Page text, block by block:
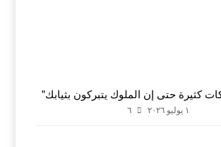
كثيرة حتى إن الملوك يتبركون بثيابك”
١ يوليو ٢٠٢٦ ٦